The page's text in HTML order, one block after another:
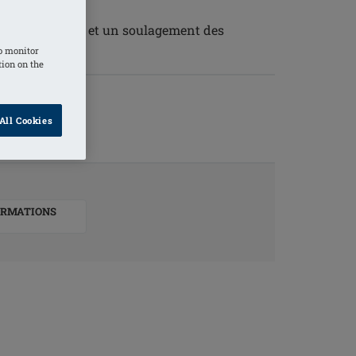
de confort et un soulagement des
monitor
on the
Cookies